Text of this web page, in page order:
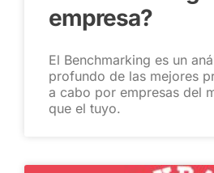
empresa?
El Benchmarking es un
profundo de las mejores
a cabo por empresas del
que el tuyo.